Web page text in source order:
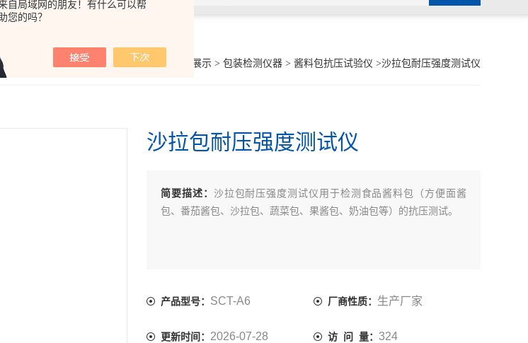
自局域网的朋友！有什么可以帮
您的吗？
子拉力
你的位置：首页 产品展示> 包装检测仪器> 酱料包抗压试验仪 >沙拉包耐压强度测试仪
沙拉包耐压强度测试仪
简要描述： 沙拉包耐压强度测试仪用于检测食品酱料包（方便面酱
包、番茄酱包、沙拉包、蔬菜包、果酱包、奶油包等）的抗压测试。
产品型号： SCT-A6 厂商性质： 生产厂家
更新时间： 2026-07-28 访 问 量： 324